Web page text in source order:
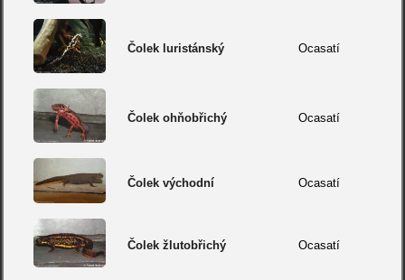
Čolek luristánský Ocasatí
Čolek ohňobřichý Ocasatí
Čolek východní Ocasatí
Čolek žlutobřichý Ocasatí